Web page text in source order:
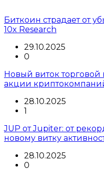
Биткоин страдает от
10x Research
29.10.2025
0
Новый виток торговой
акции
28.10.2025
1
JUP от Jupiter: от
новому витку
28.10.2025
0